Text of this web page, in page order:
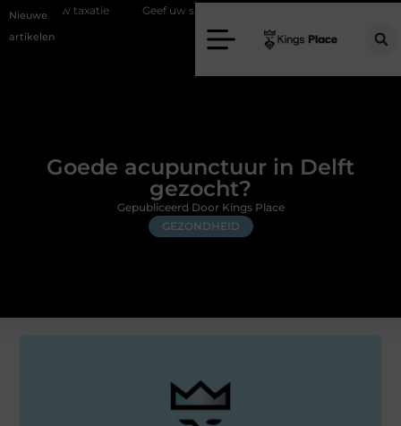
Nieuwe
artikelen
Geef uw slaapkamer een upgrade met interieuradvies Zwolle
Goede acupunctuur in Delft
gezocht?
GEZONDHEID
Gepubliceerd Door Kings Place